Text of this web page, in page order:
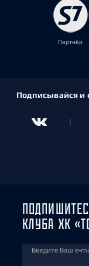
Партнёр
Подписывайся и
КЛУБА ХК
Введите Ваш e-